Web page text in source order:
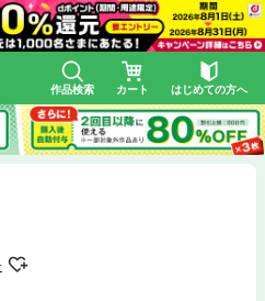
作品検索 カート はじめての方へ